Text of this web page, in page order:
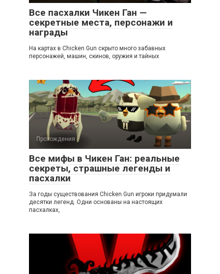
Все пасхалки Чикен Ган —
секретные места, персонажи и
награды
На картах в Chicken Gun скрыто много забавных
персонажей, машин, скинов, оружия и тайных
Прохождения
Все мифы в Чикен Ган: реальные
секреты, страшные легенды и
пасхалки
За годы существования Chicken Gun игроки придумали
десятки легенд. Одни основаны на настоящих
пасхалках,